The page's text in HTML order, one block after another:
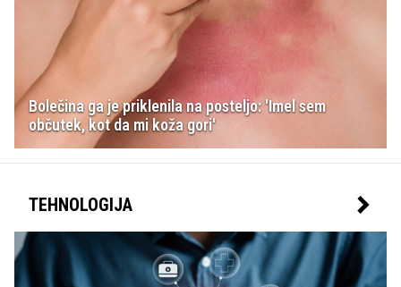
Bolečina ga je priklenila na posteljo: 'Imel sem
občutek, kot da mi koža gori'
TEHNOLOGIJA